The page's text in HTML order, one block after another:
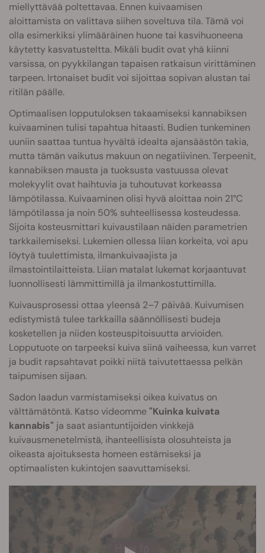
miellyttävää poltettavaa. Ennen kuivaamisen
aloittamista on valittava siihen soveltuva tila. Tämä voi
olla esimerkiksi ylimääräinen huone tai kasvihuoneena
käytetty kasvatusteltta. Mikäli budit ovat yhä kiinni
varsissa, on pyykkilangan tapaisen ratkaisun virittäminen
tarpeen. Irtonaiset budit voi sijoittaa sopivan alustan tai
ritilän päälle.
Optimaalisen lopputuloksen takaamiseksi kannabiksen
kuivaaminen tulisi tapahtua hitaasti. Budien tunkeminen
uuniin saattaa tuntua hyvältä idealta ajansäästön takia,
mutta tämän vaikutus makuun on negatiivinen. Terpeenit,
kannabiksen mausta ja tuoksusta vastuussa olevat
molekyylit ovat haihtuvia ja tuhoutuvat korkeassa
lämpötilassa. Kuivaaminen olisi hyvä aloittaa noin 21°C
lämpötilassa ja noin 50% suhteellisessa kosteudessa.
Sijoita kosteusmittari kuivaustilaan näiden parametrien
tarkkailemiseksi. Lukemien ollessa liian korkeita, voi apu
löytyä tuulettimista, ilmankuivaajista ja
ilmastointilaitteista. Liian matalat lukemat korjaantuvat
luonnollisesti lämmittimillä ja ilmankostuttimilla.
Kuivausprosessi ottaa yleensä 2–7 päivää. Kuivumisen
edistymistä tulee tarkkailla säännöllisesti budeja
kosketellen ja niiden kosteuspitoisuutta arvioiden.
Lopputuote on tarpeeksi kuiva siinä vaiheessa, kun varret
ja budit rapsahtavat poikki niitä taivutettaessa pelkän
taipumisen sijaan.
Sadon laadun varmistamiseksi oikea kuivatus on
välttämätöntä. Katso videomme"Kuinka kuivata
kannabis" ja saat asiantuntijoiden vinkkejä
kuivausmenetelmistä, ihanteellisista olosuhteista ja
oikeasta ajoituksesta homeen estämiseksi ja
optimaalisten kukintojen saavuttamiseksi.